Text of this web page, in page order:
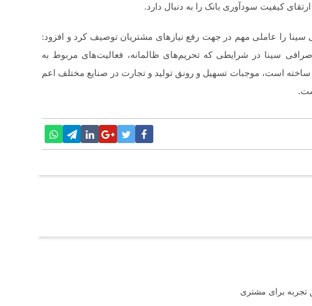
کیفیت سودآوری بانک را به دنبال دارد.
را عاملی مهم در جهت رفع نیازهای مشتریان توصیف کرد و افزود:
سینا در شرایطی که تحریم‌های ظالمانه، فعالیت‌های مربوط به
ساخته است، موجبات تسهیل و رونق تولید و تجارت در صنایع مختلف اعم
تجربه برای مشتری